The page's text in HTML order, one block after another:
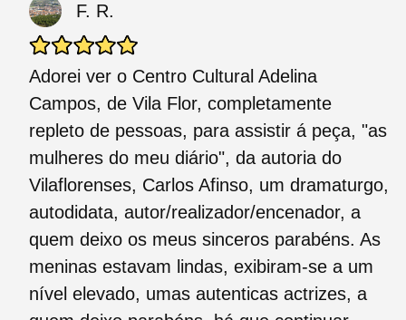
F. R.
Adorei ver o Centro Cultural Adelina
Campos, de Vila Flor, completamente
repleto de pessoas, para assistir á peça, "as
mulheres do meu diário", da autoria do
Vilaflorenses, Carlos Afinso, um dramaturgo,
autodidata, autor/realizador/encenador, a
quem deixo os meus sinceros parabéns. As
meninas estavam lindas, exibiram-se a um
nível elevado, umas autenticas actrizes, a